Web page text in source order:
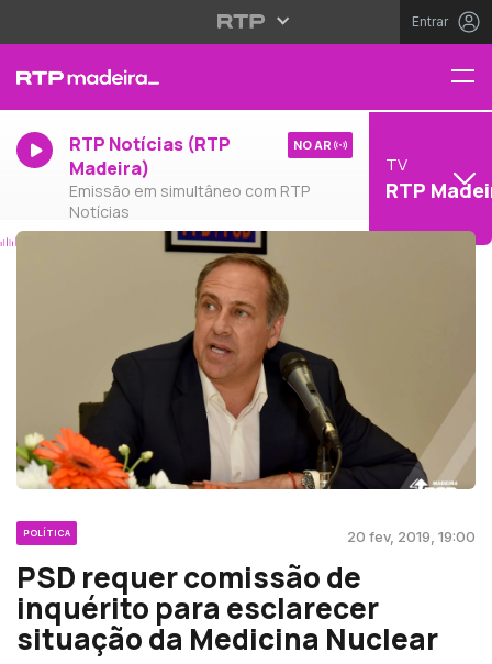
Entrar
RTP Notícias (RTP
Madeira)
Emissão em simultâneo com RTP
Notícias
NO AR
TV
RTP
POLÍTICA 20 fev, 2019, 19:00
PSD requer comissão de
inquérito para esclarecer
situação da Medicina Nuclear